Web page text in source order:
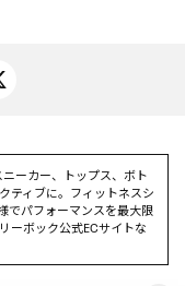
ーカー、トップス、ボト
ティブに。フィットネスシ
でパフォーマンスを最大限
ーボック公式ECサイトな